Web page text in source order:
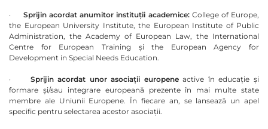
· Sprijin acordat anumitor instituții academice:College of Europe,
the European University Institute, the European Institute of Public
Administration, the Academy of European Law, the International
Centre for European Training și the European Agency for
Development in Special Needs Education.
· Sprijin acordat unor asociații europeneactive în educație și
formare și/sau integrare europeană prezente în mai multe state
membre ale Uniunii Europene. În fiecare an, se lansează un apel
specific pentru selectarea acestor asociații.